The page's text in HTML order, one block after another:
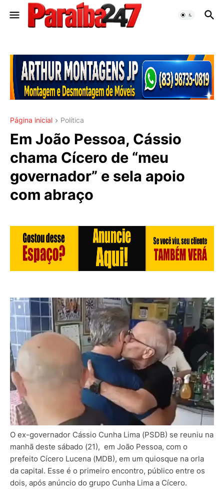
Página inicial Política
Em João Pessoa, Cássio
chama Cícero de “meu
governador” e sela apoio
com abraço
O ex-governador Cássio Cunha Lima (PSDB) se reuniu na
manhã deste sábado (21), em João Pessoa, com o
prefeito Cícero Lucena (MDB), em um quiosque na orla
da capital. Esse é o primeiro encontro, público entre os
dois, após anúncio do grupo Cunha Lima a Cícero.